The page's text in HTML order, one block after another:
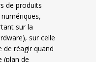
de produits
sur la
sur celle
de réagir quand
(plan de